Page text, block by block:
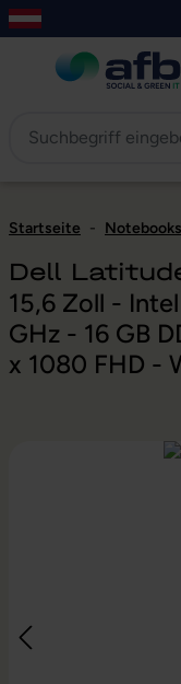
Hauptinhalt
Zur Navigation der
Startseite - Notebooks
Dell
15,6 Zoll -
GHz - 16 GB
x 1080 FHD -
Bildergalerie